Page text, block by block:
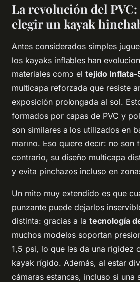
La revolución del
elegir un kayak
Antes considerados simples
los kayaks inflables han
materiales como el tejido Inflata-
multicapa reforzada que resiste
exposición prolongada al sol.
formados por capas de PVC y
son similares a los utilizados en
marino. Eso quiere decir: no son
contrario, su diseño multicapa
y evita pinchazos incluso en
Un mito muy extendido es que
punzante puede dejarlos
distinta: gracias a la tecnología
muchos modelos soportan
1,5 psi, lo que les da una rigidez
kayak rígido. Además, al estar
cámaras estancas, incluso si una